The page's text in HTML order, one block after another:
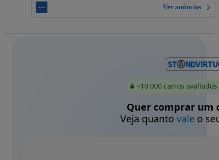
Ver anúncios
~10 000 carros
Quer comprar um
Veja quanto valeo